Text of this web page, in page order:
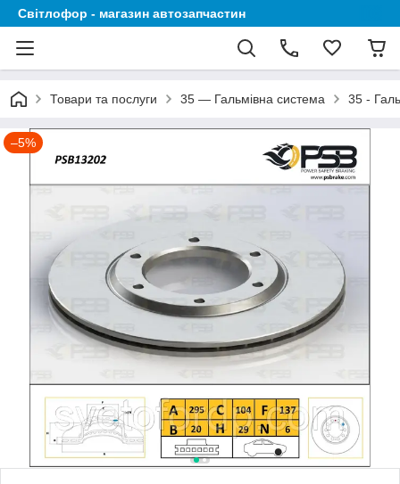
Світлофор - магазин автозапчастин
Товари та послуги 35 — Гальмівна система 35 -
–5%